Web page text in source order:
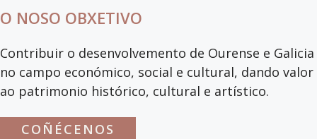
O NOSO OBXETIVO
Contribuir o desenvolvemento de Ourense e Galicia
no campo económico, social e cultural, dando valor
ao patrimonio histórico, cultural e artístico.
COÑÉCENOS